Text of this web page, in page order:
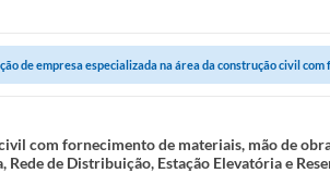
de empresa especializada na área da construção civil
com fornecimento de materiais, mão de
de Distribuição, Estação Elevatória e